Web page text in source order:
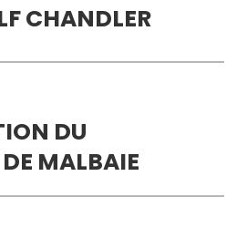
CHANDLER
DU
MALBAIE